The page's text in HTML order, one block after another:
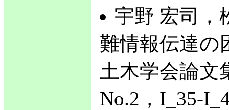
宇野 宏司，
難情報伝達の
土木学会論文
No.2，I_35-